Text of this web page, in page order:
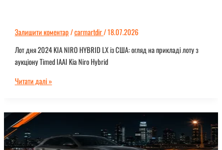
Залишити коментар/carmartdir/18.07.2026
Лот дня 2024 KIA NIRO HYBRID LX із США: огляд на прикладі лоту з
аукціону Timed IAAI Kia Niro Hybrid
Гібридний
США
Читати далі »